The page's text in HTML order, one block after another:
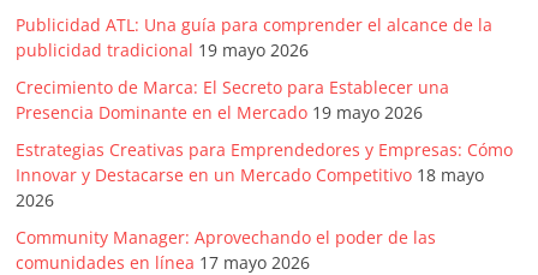
Publicidad ATL: Una guía para comprender el alcance de la
publicidad tradicional 19 mayo 2026
Crecimiento de Marca: El Secreto para Establecer una
Presencia Dominante en el Mercado 19 mayo 2026
Estrategias Creativas para Emprendedores y Empresas: Cómo
Innovar y Destacarse en un Mercado Competitivo 18 mayo
2026
Community Manager: Aprovechando el poder de las
comunidades en línea 17 mayo 2026